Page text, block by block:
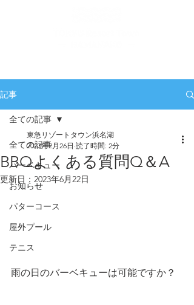
記事
全ての記事
バーベキュー
お知らせ
パターコース
屋外プール
テニス
全ての記事
BBQよくある質問Q＆A
東急リゾートタウン浜名湖
2023年2月26日 読了時間: 2分
更新日： 2023年6月22日
雨の日のバーベキューは可能ですか？